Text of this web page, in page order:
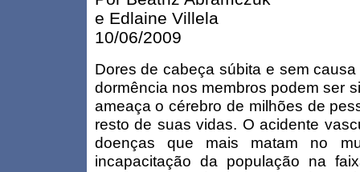
e Edlaine Villela
10/06/2009
Dores de cabeça súbita e sem
dormência nos membros podem ser
ameaça o cérebro de milhões de
resto de suas vidas. O acidente
doenças que mais matam no
incapacitação da população na